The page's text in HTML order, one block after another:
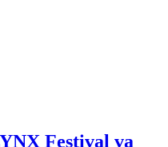
Festival va